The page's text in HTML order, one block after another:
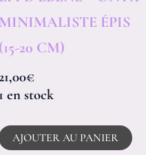
MINIMALISTE ÉPIS
(15-20 CM)
€
1 en stock
AJOUTER AU PANIER